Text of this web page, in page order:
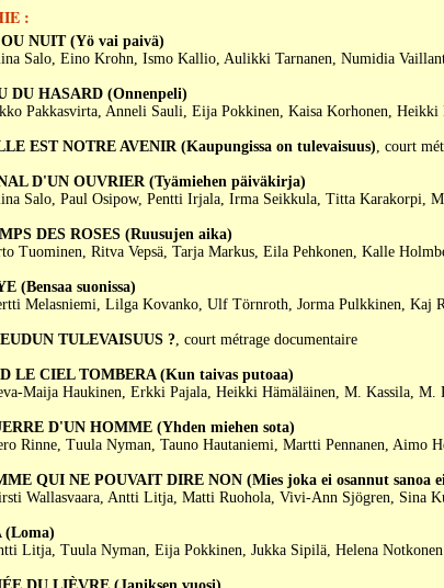
:
NUIT (Yö vai paivä)
Salo, Eino Krohn, Ismo Kallio, Aulikki Tarnanen, Numidia
DU HASARD (Onnenpeli)
Pakkasvirta, Anneli Sauli, Eija Pokkinen, Kaisa Korhonen, Heikki
EST NOTRE AVENIR (Kaupungissa on tulevaisuus), court
D'UN OUVRIER (Tyämiehen päiväkirja)
Salo, Paul Osipow, Pentti Irjala, Irma Seikkula, Titta Karakorpi,
DES ROSES (Ruusujen aika)
Tuominen, Ritva Vepsä, Tarja Markus, Eila Pehkonen, Kalle
(Bensaa suonissa)
Melasniemi, Lilga Kovanko, Ulf Törnroth, Jorma Pulkkinen, Kaj
TULEVAISUUS ?, court métrage documentaire
LE CIEL TOMBERA (Kun taivas putoaa)
Maija Haukinen, Erkki Pajala, Heikki Hämäläinen, M. Kassila, M.
D'UN HOMME (Yhden miehen sota)
Rinne, Tuula Nyman, Tauno Hautaniemi, Martti Pennanen, Aimo
QUI NE POUVAIT DIRE NON (Mies joka ei osannut sanoa
Wallasvaara, Antti Litja, Matti Ruohola, Vivi-Ann Sjögren, Sina
(Loma)
Litja, Tuula Nyman, Eija Pokkinen, Jukka Sipilä, Helena Notkonen